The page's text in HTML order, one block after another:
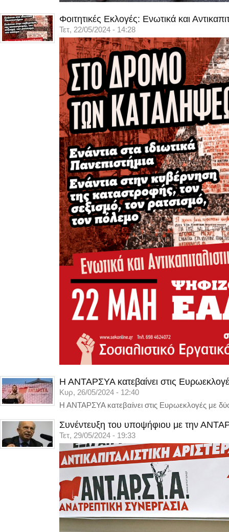
Φοιτητικές Εκλογές: Ενωτικά και
Τετ, 22/05/2024 - 14:28
Η ΑΝΤΑΡΣΥΑ κατεβαίνει στις
Κυρ, 26/05/2024 - 12:40
Η ΑΝΤΑΡΣΥΑ κατεβαίνει στις Ευρωεκλογές με
Συνέντευξη του υποψήφιου με την
Τετ, 29/05/2024 - 19:33